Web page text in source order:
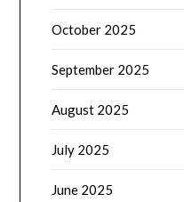
October 2025
September 2025
August 2025
July 2025
June 2025